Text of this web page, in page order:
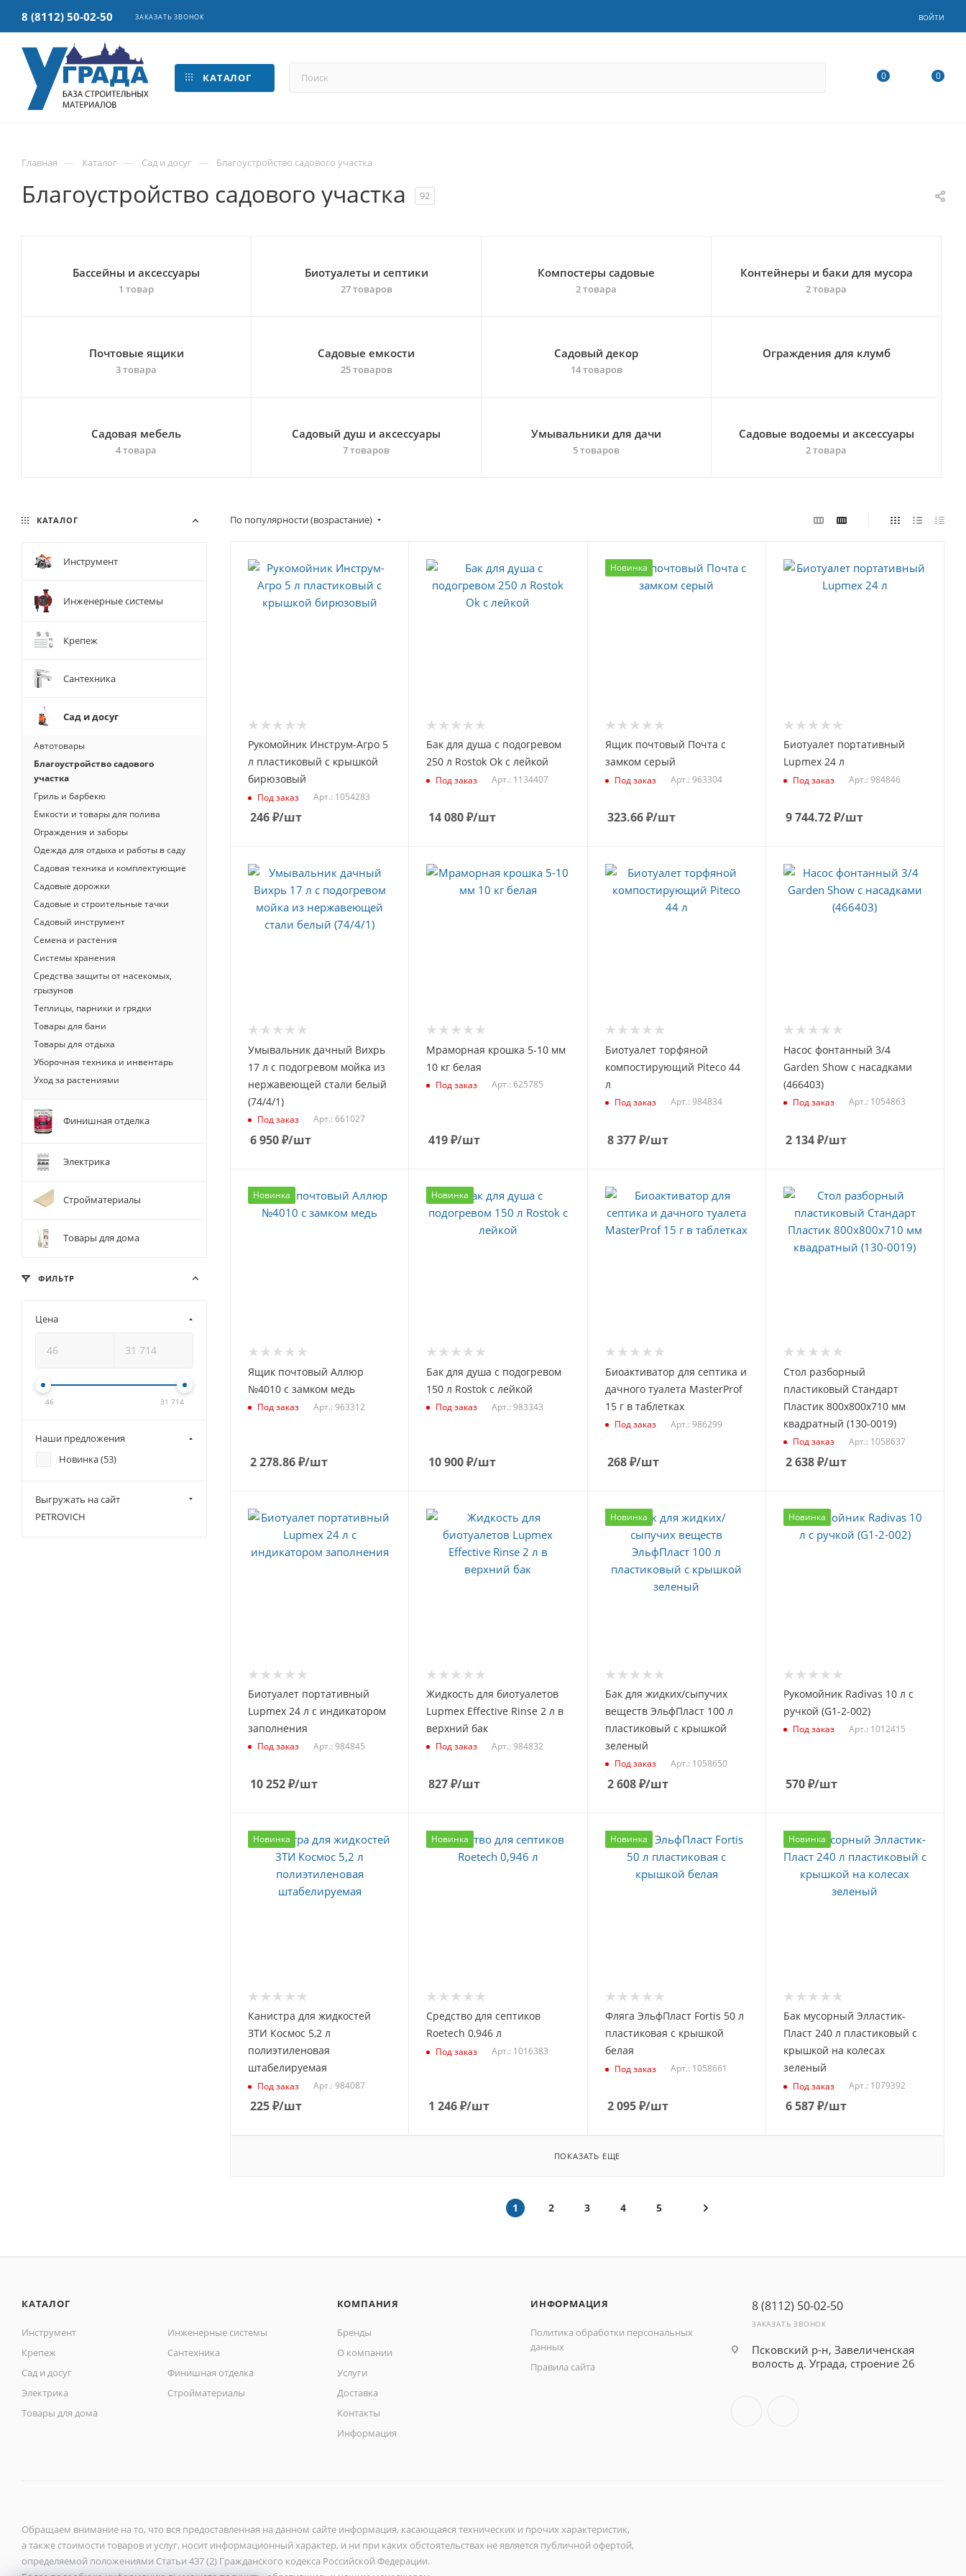
8 (8112) 50-02-50 ЗАКАЗАТЬ ЗВОНОК ВОЙТИ
КАТАЛОГ 0 0
Главная — Каталог — Сад и досуг — Благоустройство садового участка
Благоустройство садового участка 92
Бассейны и аксессуары
1 товар
Биотуалеты и септики
27 товаров
Компостеры садовые
2 товара
Контейнеры и баки для мусора
2 товара
Почтовые ящики
3 товара
Садовые емкости
25 товаров
Садовый декор
14 товаров
Ограждения для клумб
Садовая мебель
4 товара
Садовый душ и аксессуары
7 товаров
Умывальники для дачи
5 товаров
Садовые водоемы и аксессуары
2 товара
По популярности (возрастание)
Рукомойник Инструм-Агро 5
л пластиковый с крышкой
бирюзовый
Под заказ Арт.: 1054283
246₽/шт
Бак для душа с подогревом
250 л Rostok Ok с лейкой
Под заказ Арт.: 1134407
14 080₽/шт
Новинка
Ящик почтовый Почта с
замком серый
Под заказ Арт.: 963304
323.66₽/шт
Биотуалет портативный
Lupmex 24 л
Под заказ Арт.: 984846
9 744.72₽/шт
Умывальник дачный Вихрь
17 л с подогревом мойка из
нержавеющей стали белый
(74/4/1)
Под заказ Арт.: 661027
6 950₽/шт
Мраморная крошка 5-10 мм
10 кг белая
Под заказ Арт.: 625785
419₽/шт
Биотуалет торфяной
компостирующий Piteco 44
л
Под заказ Арт.: 984834
8 377₽/шт
Насос фонтанный 3/4
Garden Show с насадками
(466403)
Под заказ Арт.: 1054863
2 134₽/шт
Новинка
Ящик почтовый Аллюр
№4010 с замком медь
Под заказ Арт.: 963312
2 278.86₽/шт
Новинка
Бак для душа с подогревом
150 л Rostok с лейкой
Под заказ Арт.: 983343
10 900₽/шт
Биоактиватор для септика и
дачного туалета MasterProf
15 г в таблетках
Под заказ Арт.: 986299
268₽/шт
Стол разборный
пластиковый Стандарт
Пластик 800х800х710 мм
квадратный (130-0019)
Под заказ Арт.: 1058637
2 638₽/шт
Биотуалет портативный
Lupmex 24 л с индикатором
заполнения
Под заказ Арт.: 984845
10 252₽/шт
Жидкость для биотуалетов
Lupmex Effective Rinse 2 л в
верхний бак
Под заказ Арт.: 984832
827₽/шт
Новинка
Бак для жидких/сыпучих
веществ ЭльфПласт 100 л
пластиковый с крышкой
зеленый
Под заказ Арт.: 1058650
2 608₽/шт
Новинка
Рукомойник Radivas 10 л с
ручкой (G1-2-002)
Под заказ Арт.: 1012415
570₽/шт
Новинка
Канистра для жидкостей
ЗТИ Космос 5,2 л
полиэтиленовая
штабелируемая
Под заказ Арт.: 984087
225₽/шт
Новинка
Средство для септиков
Roetech 0,946 л
Под заказ Арт.: 1016383
1 246₽/шт
Новинка
Фляга ЭльфПласт Fortis 50 л
пластиковая с крышкой
белая
Под заказ Арт.: 1058661
2 095₽/шт
Новинка
Бак мусорный Элластик-
Пласт 240 л пластиковый с
крышкой на колесах
зеленый
Под заказ Арт.: 1079392
6 587₽/шт
ПОКАЗАТЬ ЕЩЕ
1 2 3 4 5
КАТАЛОГ
Инструмент
Инженерные системы
Крепеж
Сантехника
Сад и досуг
Автотовары
Благоустройство садового
участка
Гриль и барбекю
Емкости и товары для полива
Ограждения и заборы
Одежда для отдыха и работы в саду
Садовая техника и комплектующие
Садовые дорожки
Садовые и строительные тачки
Садовый инструмент
Семена и растения
Системы хранения
Средства защиты от насекомых,
грызунов
Теплицы, парники и грядки
Товары для бани
Товары для отдыха
Уборочная техника и инвентарь
Уход за растениями
Финишная отделка
Электрика
Стройматериалы
Товары для дома
ФИЛЬТР
Цена
46 31 714
Наши предложения
Новинка (53)
Выгружать на сайт
PETROVICH
КАТАЛОГ
Инструмент
Инженерные системы
Крепеж
Сантехника
Сад и досуг
Финишная отделка
Электрика
Стройматериалы
Товары для дома
КОМПАНИЯ
Бренды
О компании
Услуги
Доставка
Контакты
Информация
ИНФОРМАЦИЯ
Политика обработки персональных
данных
Правила сайта
8 (8112) 50-02-50
ЗАКАЗАТЬ ЗВОНОК
Псковский р-н, Завеличенская
волость д. Уграда, строение 26
Обращаем внимание на то, что вся предоставленная на данном сайте информация, касающаяся технических и прочих характеристик,
а также стоимости товаров и услуг, носит информационный характер, и ни при каких обстоятельствах не является публичной офертой,
определяемой положениями Статьи 437 (2) Гражданского кодекса Российской Федерации.